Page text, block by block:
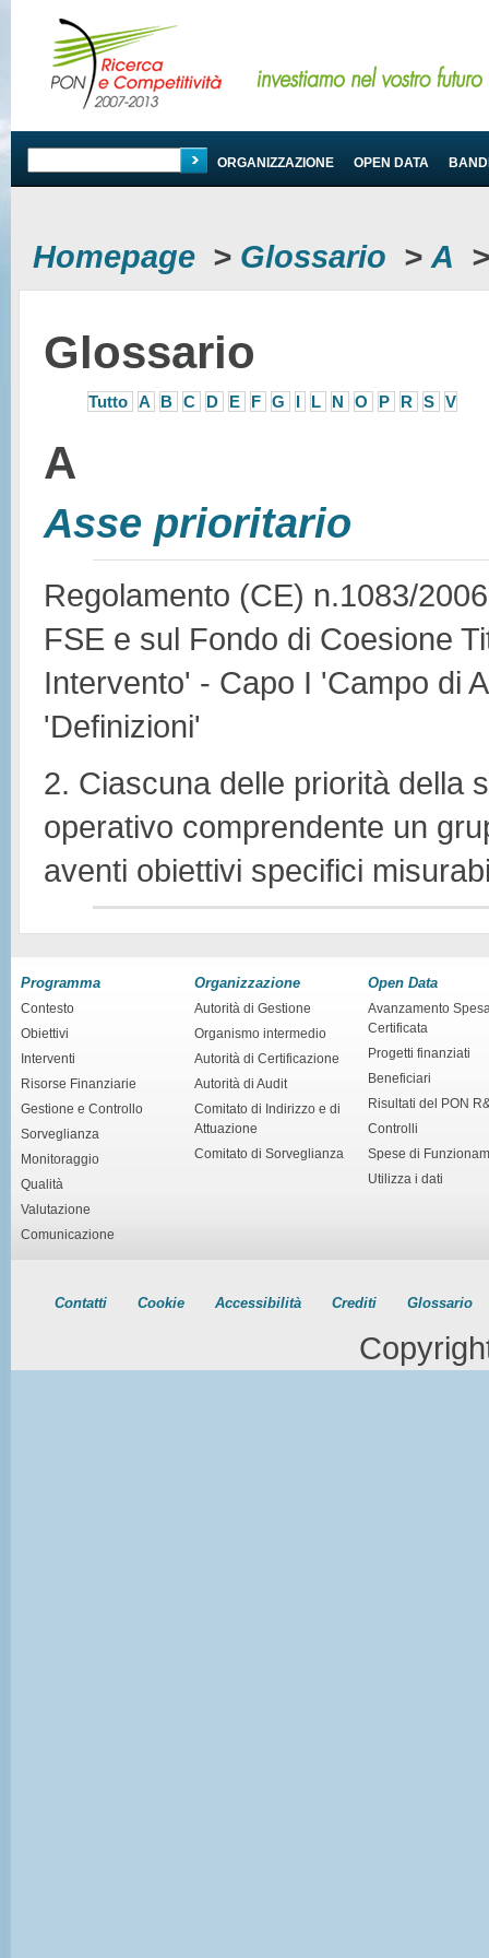
PROGRAMMA ORGANIZZAZIONE OPEN DATA
Homepage > Glossario > A
Glossario
Tutto A B C D E F G I L N O P R S V
A
Asse prioritario
Regolamento (CE) n.1083/
FSE e sul Fondo di Coesione
Intervento' - Capo I 'Campo di
'Definizioni'
2. Ciascuna delle priorità della
operativo comprendente un
aventi obiettivi specifici
Programma
Contesto
Obiettivi
Interventi
Risorse Finanziarie
Gestione e Controllo
Sorveglianza
Monitoraggio
Qualità
Valutazione
Comunicazione
Organizzazione
Autorità di Gestione
Organismo intermedio
Autorità di Certificazione
Autorità di Audit
Comitato di Indirizzo e di
Attuazione
Comitato di Sorveglianza
Open Data
Avanzamento
Certificata
Progetti finanziati
Beneficiari
Risultati del PON
Controlli
Spese di
Utilizza i dati
Contatti Cookie Accessibilità Crediti Glossario